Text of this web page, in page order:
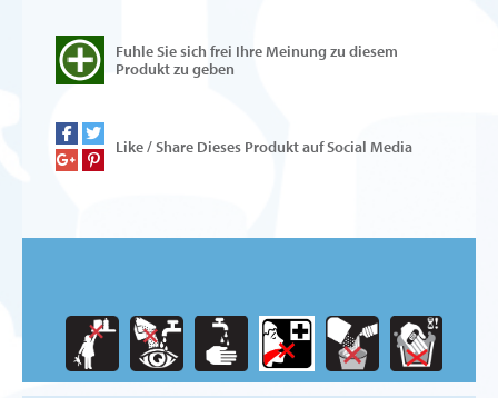
Fuhle Sie sich frei Ihre Meinung zu diesem
Produkt zu geben
Like / Share Dieses Produkt auf Social Media